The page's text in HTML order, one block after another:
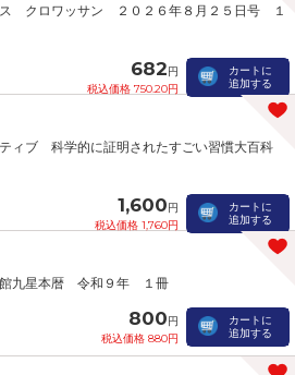
ス クロワッサン ２０２６年８月２５日号 １
682円
税込価格 750.20円
カートに
追加する
ティブ 科学的に証明されたすごい習慣大百科
1,600円
税込価格 1,760円
カートに
追加する
九星本暦 令和９年 １冊
800円
税込価格 880円
カートに
追加する